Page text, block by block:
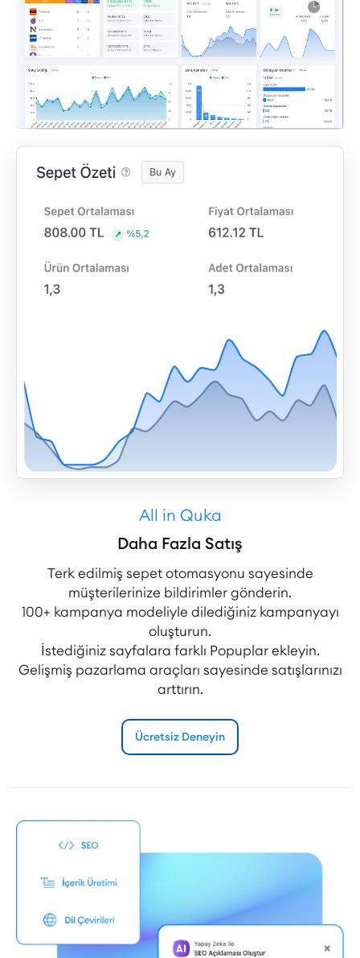
All in Quka
Daha Fazla Satış
Terk edilmiş sepet otomasyonu sayesinde
müşterilerinize bildirimler gönderin.
100+ kampanya modeliyle dilediğiniz kampanyayı
oluşturun.
İstediğiniz sayfalara farklı Popuplar ekleyin.
Gelişmiş pazarlama araçları sayesinde satışlarınızı
arttırın.
Ücretsiz Deneyin